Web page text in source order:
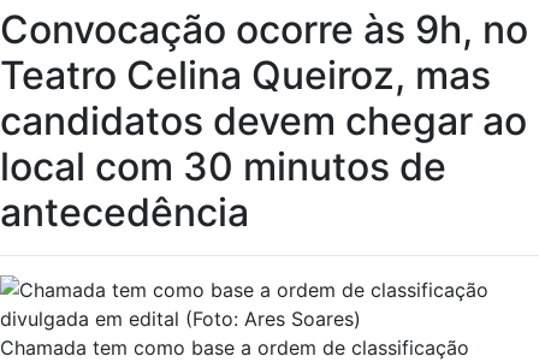
Convocação ocorre às 9h, no
Teatro Celina Queiroz, mas
candidatos devem chegar ao
local com 30 minutos de
antecedência
Chamada tem como base a ordem de classificação